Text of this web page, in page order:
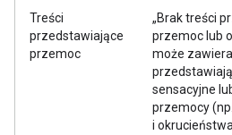
Treści
przedstawiające
przemoc
„Brak treści
przemoc lub
może
sensacyjne
przemocy
i